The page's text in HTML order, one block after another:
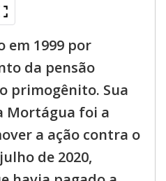
em 1999 por
da pensão
primogênito. Sua
Mortágua foi a
a ação contra o
de 2020,